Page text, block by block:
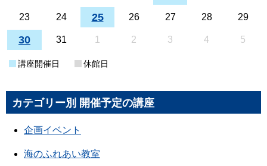
23 24 25 26 27 28 29
30 31 1 2 3 4 5
講座開催日 休館日
カテゴリー別 開催予定の講座
企画イベント
海のふれあい教室